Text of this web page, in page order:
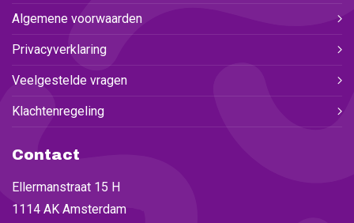
Algemene voorwaarden
Privacyverklaring
Veelgestelde vragen
Klachtenregeling
Contact
Ellermanstraat 15 H
1114 AK Amsterdam